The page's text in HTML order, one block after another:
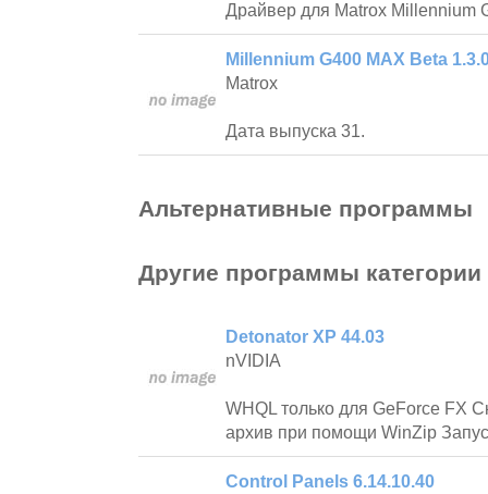
Драйвер для Matrox Millennium
Millennium G400 MAX Beta
Matrox
Дата выпуска 31.
Альтернативные программы
Другие программы категории
Detonator XP 44.03
nVIDIA
WHQL только для GeForce FX
архив при помощи WinZip
Control Panels 6.14.10.40